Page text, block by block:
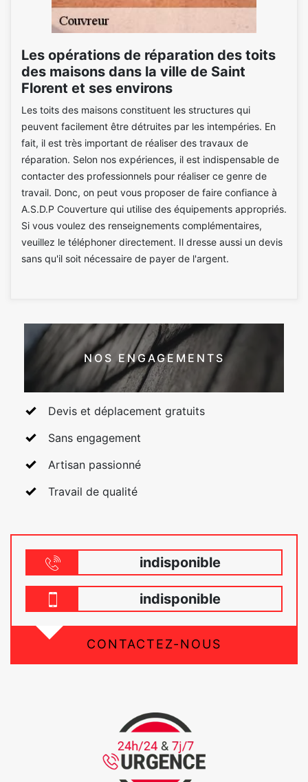
Les opérations de réparation des toits
des maisons dans la ville de Saint
Florent et ses environs
Les toits des maisons constituent les structures qui
peuvent facilement être détruites par les intempéries. En
fait, il est très important de réaliser des travaux de
réparation. Selon nos expériences, il est indispensable de
contacter des professionnels pour réaliser ce genre de
travail. Donc, on peut vous proposer de faire confiance à
A.S.D.P Couverture qui utilise des équipements appropriés.
Si vous voulez des renseignements complémentaires,
veuillez le téléphoner directement. Il dresse aussi un devis
sans qu'il soit nécessaire de payer de l'argent.
NOS ENGAGEMENTS
Devis et déplacement gratuits
Sans engagement
Artisan passionné
Travail de qualité
indisponible
indisponible
CONTACTEZ-NOUS